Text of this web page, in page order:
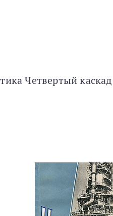
Четвертый каскад